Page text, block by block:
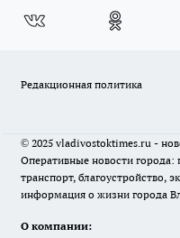
Редакционная политика
© 2025 vladivostoktimes.ru -
Оперативные новости
транспорт, благоустройство,
информация о жизни города
О компании: